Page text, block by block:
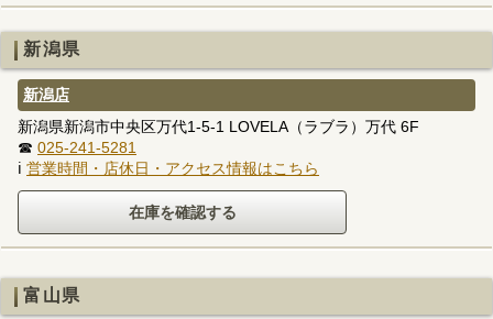
新潟県
新潟店
新潟県新潟市中央区万代1-5-1 LOVELA（ラブラ）万代 6F
☎ 025-241-5281
ℹ 営業時間・店休日・アクセス情報はこちら
富山県